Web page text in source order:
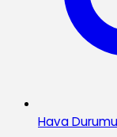
Hava Durumu